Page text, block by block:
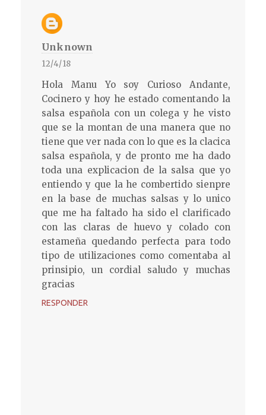
Unknown
12/4/18
Hola Manu Yo soy Curioso Andante,
Cocinero y hoy he estado comentando la
salsa española con un colega y he visto
que se la montan de una manera que no
tiene que ver nada con lo que es la clacica
salsa española, y de pronto me ha dado
toda una explicacion de la salsa que yo
entiendo y que la he combertido sienpre
en la base de muchas salsas y lo unico
que me ha faltado ha sido el clarificado
con las claras de huevo y colado con
estameña quedando perfecta para todo
tipo de utilizaciones como comentaba al
prinsipio, un cordial saludo y muchas
gracias
RESPONDER